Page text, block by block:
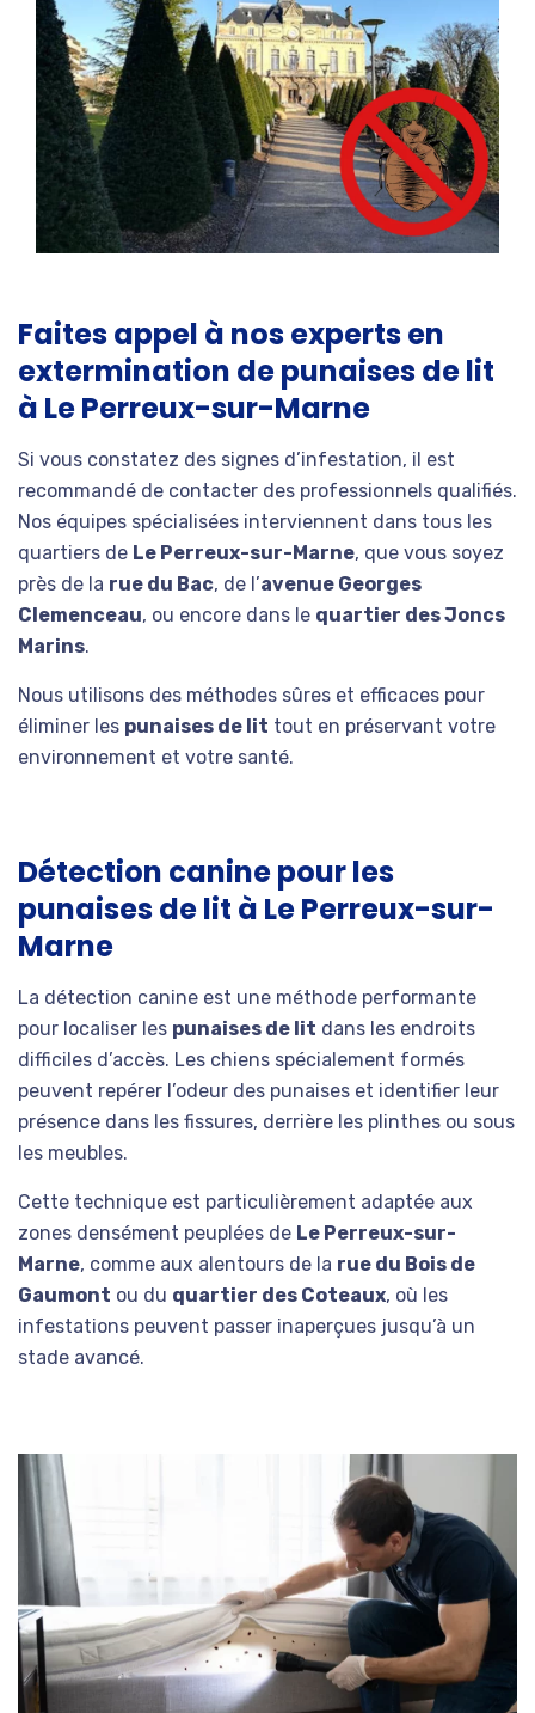
Faites appel à nos experts en
extermination de punaises de lit
à Le Perreux-sur-Marne
Si vous constatez des signes d’infestation, il est
recommandé de contacter des professionnels qualifiés.
Nos équipes spécialisées interviennent dans tous les
quartiers de Le Perreux-sur-Marne, que vous soyez
près de la rue du Bac, de l’avenue Georges
Clemenceau, ou encore dans le quartier des Joncs
Marins.
Nous utilisons des méthodes sûres et efficaces pour
éliminer les punaises de lit tout en préservant votre
environnement et votre santé.
Détection canine pour les
punaises de lit à Le Perreux-sur-
Marne
La détection canine est une méthode performante
pour localiser les punaises de lit dans les endroits
difficiles d’accès. Les chiens spécialement formés
peuvent repérer l’odeur des punaises et identifier leur
présence dans les fissures, derrière les plinthes ou sous
les meubles.
Cette technique est particulièrement adaptée aux
zones densément peuplées de Le Perreux-sur-
Marne, comme aux alentours de la rue du Bois de
Gaumont ou du quartier des Coteaux, où les
infestations peuvent passer inaperçues jusqu’à un
stade avancé.